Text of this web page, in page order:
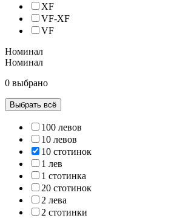
XF
VF-XF
VF
Номинал
Номинал
0 выбрано
Выбрать всё
100 левов
10 левов
10 стотинок
1 лев
1 стотинка
20 стотинок
2 лева
2 стотинки